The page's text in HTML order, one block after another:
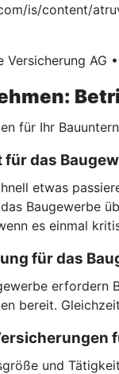
is/content/
Versicherung
für Ihr
das
etwas
Baugewerbe
es einmal
für das
erfordern
bereit.
und